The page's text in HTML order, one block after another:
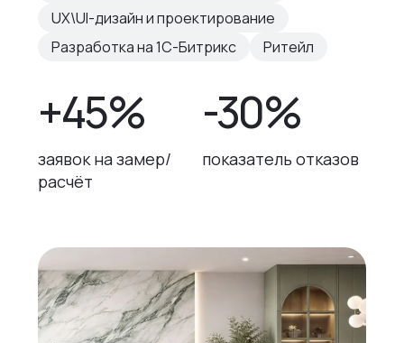
UX\UI-дизайн и проектирование
Разработка на 1С-Битрикс
Ритейл
+45%
заявок на замер/
расчёт
-30%
показатель отказов